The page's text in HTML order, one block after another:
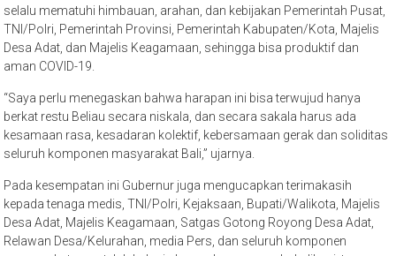
selalu mematuhi himbauan, arahan, dan kebijakan Pemerintah Pusat,
TNI/Polri, Pemerintah Provinsi, Pemerintah Kabupaten/Kota, Majelis
Desa Adat, dan Majelis Keagamaan, sehingga bisa produktif dan
aman COVID-19.
“Saya perlu menegaskan bahwa harapan ini bisa terwujud hanya
berkat restu Beliau secara niskala, dan secara sakala harus ada
kesamaan rasa, kesadaran kolektif, kebersamaan gerak dan soliditas
seluruh komponen masyarakat Bali,” ujarnya.
Pada kesempatan ini Gubernur juga mengucapkan terimakasih
kepada tenaga medis, TNI/Polri, Kejaksaan, Bupati/Walikota, Majelis
Desa Adat, Majelis Keagamaan, Satgas Gotong Royong Desa Adat,
Relawan Desa/Kelurahan, media Pers, dan seluruh komponen